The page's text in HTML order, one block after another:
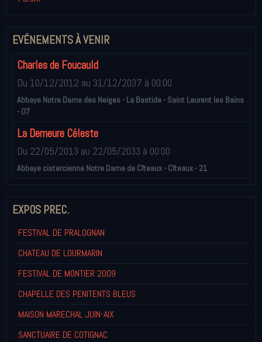
EVÉNEMENTS À VENIR
Charles de Foucauld
Du 10/12/2012 au 31/12/2037 à 00:00
Abbaye Notre Dame des Neiges - La Bastide - Saint Laurent les Bains
- 07
La Demeure Céleste
Du 22/05/2013 au 22/05/2033 à 00:00
Abbaye cistercienne Notre Dame de Cîteaux - Cîteaux - 21
EXPOS PREC.
FESTIVAL DE PRALOGNAN
CHATEAU DE LOURMARIN
FESTIVAL DE MONTIER 2009
CHAPELLE DES PENITENTS BLEUS
MAISON MARECHAL JUIN-AIX
SANCTUAIRE DE COTIGNAC